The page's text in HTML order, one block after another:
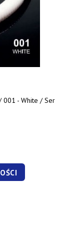
001 - White / Ser